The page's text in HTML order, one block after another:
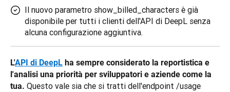
Il nuovo parametro show_billed_characters è già
disponibile per tutti i clienti dell'API di DeepL senza
alcuna configurazione aggiuntiva.
L'API di DeepL ha sempre considerato la reportistica e
l'analisi una priorità per sviluppatori e aziende come la
tua. Questo vale sia che si tratti dell'endpoint /usage